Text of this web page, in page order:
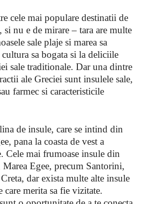
cele mai populare destinatii de
nu e de mirare – tara are multe
sale plaje si marea sa
sa bogata si la deliciile
sale traditionale. Dar una dintre
ale Greciei sunt insulele sale,
farmec si caracteristicile
de insule, care se intind din
pana la coasta de vest a
Cele mai frumoase insule din
Egee, precum Santorini,
dar exista multe alte insule
merita sa fie vizitate.